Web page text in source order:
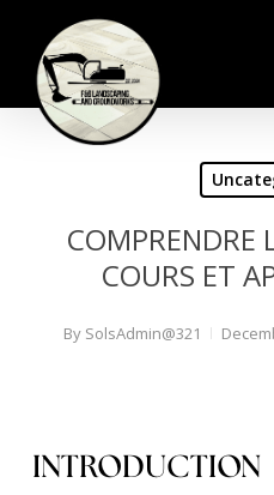
main
content
COMPRENDRE
COURS ET
By SolsAdmin@321
INTRODUCTION